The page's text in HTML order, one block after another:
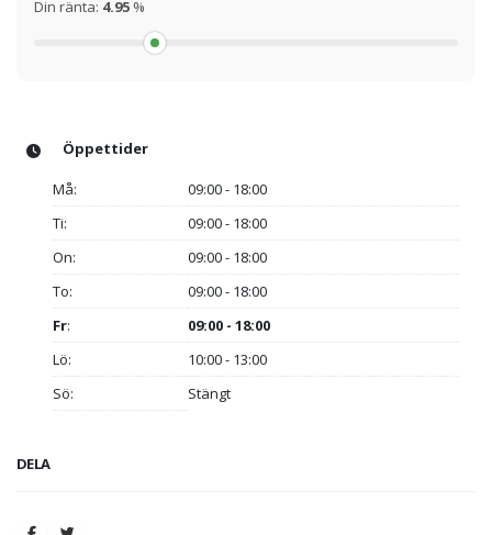
Din ränta: 4.95 %
Öppettider
Må:
09:00 - 18:00
Ti:
09:00 - 18:00
On:
09:00 - 18:00
To:
09:00 - 18:00
Fr:
09:00 - 18:00
Lö:
10:00 - 13:00
Sö:
Stängt
DELA